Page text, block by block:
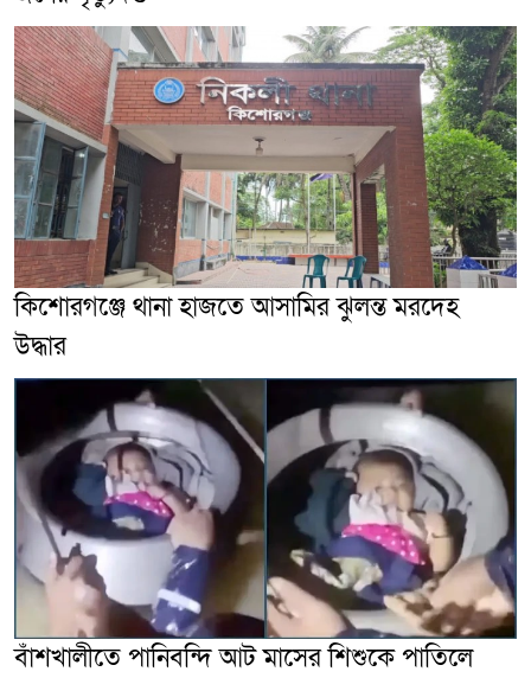
কিশোরগঞ্জে থানা হাজতে আসামির ঝুলন্ত মরদেহ
উদ্ধার
বাঁশখালীতে পানিবন্দি আট মাসের শিশুকে পাতিলে